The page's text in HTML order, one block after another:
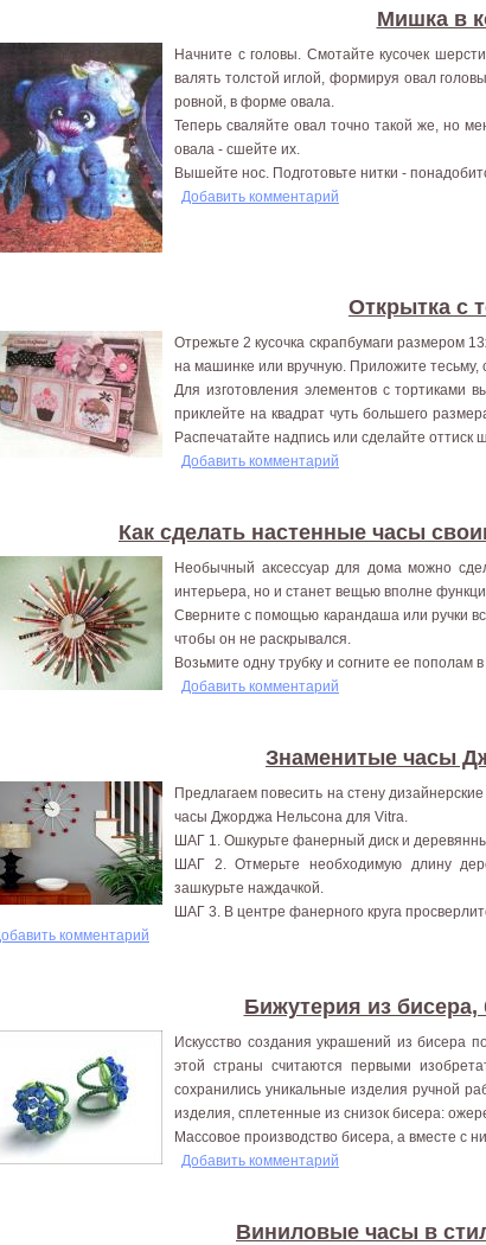
Мишка в
Начните с головы. Смотайте кусочек
валять толстой иглой, формируя овал
ровной, в форме овала.
Теперь сваляйте овал точно такой же, но
овала - сшейте их.
Вышейте нос. Подготовьте нитки -
Добавить комментарий
Открытка с
Отрежьте 2 кусочка скрапбумаги размером
на машинке или вручную. Приложите тесьму,
Для изготовления элементов с тортиками
приклейте на квадрат чуть большего
Распечатайте надпись или сделайте оттиск
Добавить комментарий
Как сделать настенные часы
Необычный аксессуар для дома можно
интерьера, но и станет вещью вполне
Сверните с помощью карандаша или ручки
чтобы он не раскрывался.
Возьмите одну трубку и согните ее пополам
Добавить комментарий
Знаменитые часы
Предлагаем повесить на стену
часы Джорджа Нельсона для Vitra.
ШАГ 1. Ошкурьте фанерный диск и
ШАГ 2. Отмерьте необходимую длину
зашкурьте наждачкой.
ШАГ 3. В центре фанерного круга
комментарий
Бижутерия из бисера,
Искусство создания украшений из бисера
этой страны считаются первыми
сохранились уникальные изделия ручной
изделия, сплетенные из снизок бисера:
Массовое производство бисера, а вместе с
Добавить комментарий
Виниловые часы в